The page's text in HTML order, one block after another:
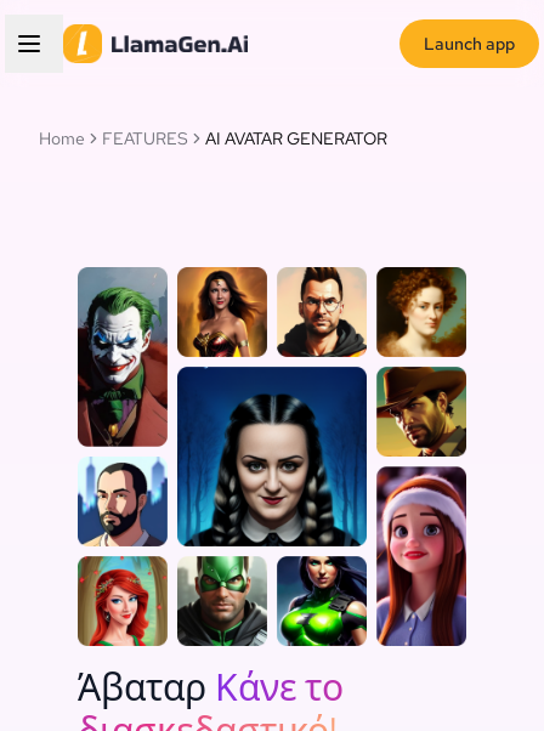
Launch app
Home FEATURES AI AVATAR GENERATOR
Άβαταρ Κάνε το